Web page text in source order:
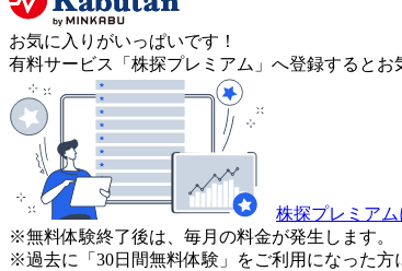
お気に入りがいっぱいです！
有料サービス「株探プレミアム」へ登録すると
株探プレミア
※無料体験終了後は、毎月の料金が発生します。
※過去に「30日間無料体験」をご利用になった方